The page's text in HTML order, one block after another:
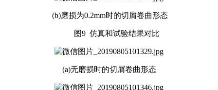
(b)磨损为0.2mm时的切屑卷曲形态
图9 仿真和试验结果对比
(a)无磨损时的切屑卷曲形态